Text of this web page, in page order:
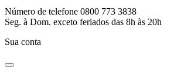
Número de telefone 0800 773 3838
Seg. à Dom. exceto feriados das 8h às 20h
Sua conta